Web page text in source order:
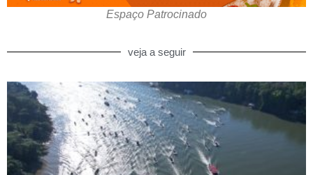
Espaço Patrocinado
veja a seguir